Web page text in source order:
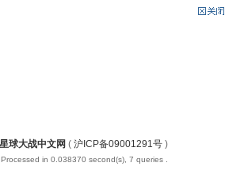
星球大战中文网 ( 沪ICP备09001291号 )
Processed in 0.038370 second(s), 7 queries .